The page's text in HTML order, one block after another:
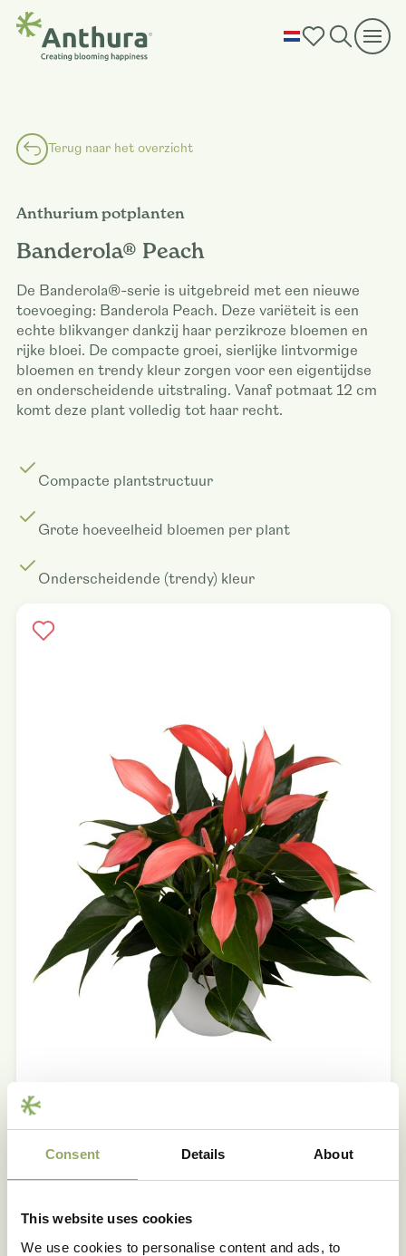
Consent Details About
This website uses cookies
We use cookies to personalise content and ads, to
Terug naar het overzicht
Anthurium potplanten
Banderola® Peach
De Banderola®-serie is uitgebreid met een nieuwe
toevoeging: Banderola Peach. Deze variëteit is een
echte blikvanger dankzij haar perzikroze bloemen en
rijke bloei. De compacte groei, sierlijke lintvormige
bloemen en trendy kleur zorgen voor een eigentijdse
en onderscheidende uitstraling. Vanaf potmaat 12 cm
komt deze plant volledig tot haar recht.
Compacte plantstructuur
Grote hoeveelheid bloemen per plant
Onderscheidende (trendy) kleur
Producteigenschappen